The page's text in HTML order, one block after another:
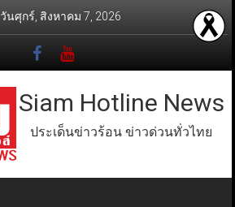
วันศุกร์, สิงหาคม 7, 2026
Siam Hotline News
ประเด็นข่าวร้อน ข่าวด่วนทั่วไทย